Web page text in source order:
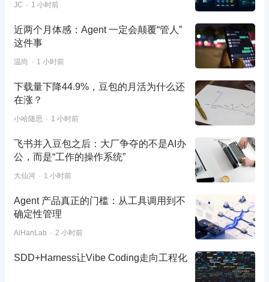
JC 1 小时前
近两个月体感：Agent 一定会颠覆“管人”
这件事
温尚 1 小时前
下载量下降44.9%，豆包的月活为什么还
在涨？
小哈随思 1 小时前
飞书并入豆包之后：大厂争夺的不是AI办
公，而是“工作的操作系统”
大仙河 1 小时前
Agent 产品真正的门槛：从工具调用到不
确定性管理
AiHanLab 2 小时前
SDD+Harness让Vibe Coding走向工程化